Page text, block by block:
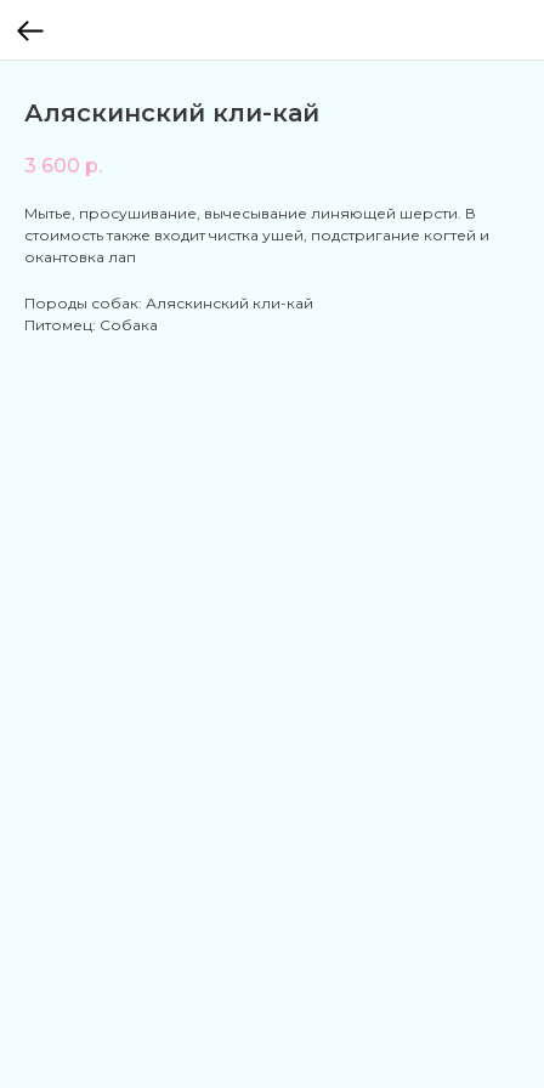
Аляскинский кли-кай
3 600 р.
Мытье, просушивание, вычесывание линяющей шерсти. В
стоимость также входит чистка ушей, подстригание когтей и
окантовка лап
Породы собак: Аляскинский кли-кай
Питомец: Собака